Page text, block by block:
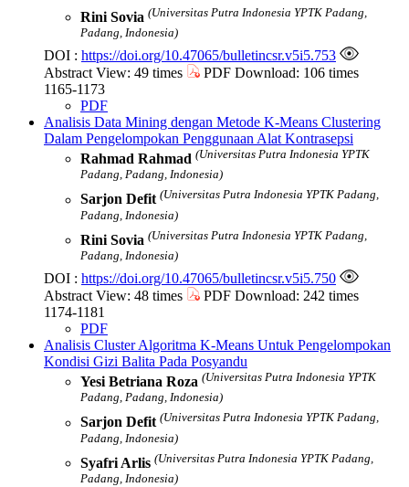
Rini Sovia (Universitas Putra Indonesia YPTK Padang,
Padang, Indonesia)
DOI : https://doi.org/10.47065/bulletincsr.v5i5.753
Abstract View: 49 times
PDF Download: 106 times
1165-1173
PDF
Analisis Data Mining dengan Metode K-Means Clustering
Dalam Pengelompokan Penggunaan Alat Kontrasepsi
Rahmad Rahmad (Universitas Putra Indonesia YPTK
Padang, Padang, Indonesia)
Sarjon Defit (Universitas Putra Indonesia YPTK Padang,
Padang, Indonesia)
Rini Sovia (Universitas Putra Indonesia YPTK Padang,
Padang, Indonesia)
DOI : https://doi.org/10.47065/bulletincsr.v5i5.750
Abstract View: 48 times
PDF Download: 242 times
1174-1181
PDF
Analisis Cluster Algoritma K-Means Untuk Pengelompokan
Kondisi Gizi Balita Pada Posyandu
Yesi Betriana Roza (Universitas Putra Indonesia YPTK
Padang, Padang, Indonesia)
Sarjon Defit (Universitas Putra Indonesia YPTK Padang,
Padang, Indonesia)
Syafri Arlis (Universitas Putra Indonesia YPTK Padang,
Padang, Indonesia)